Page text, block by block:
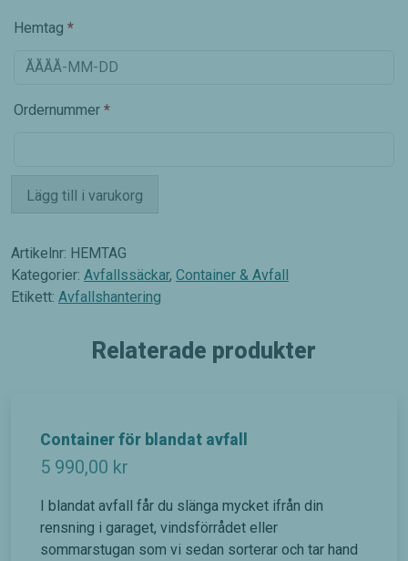
Hemtag *
Ordernummer *
mängd
Lägg till i varukorg
Artikelnr: HEMTAG
Kategorier: Avfallssäckar, Container & Avfall
Etikett: Avfallshantering
Relaterade produkter
Container för blandat avfall
5 990,00 kr
I blandat avfall får du slänga mycket ifrån din
rensning i garaget, vindsförrådet eller
sommarstugan som vi sedan sorterar och tar hand